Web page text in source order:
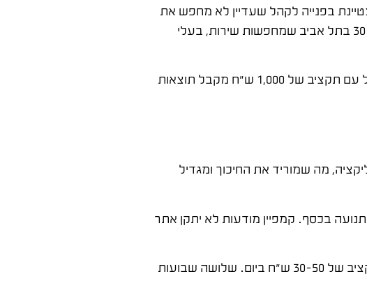
בפנייה לקהל שעדיין לא מחפש את
מה שאתה מוכר. זה הופך אותה לאידיאלית לעסקים קטנים שרוצים להגיע לקהל מקומי ספציפי – אמהות בגיל 30-45 בתל אביב שמחפשות שירות, בעלי
לעסק קטן עובד הכי טוב כשהוא ממוקד גיאוגרפית ודמוגרפית. עסק שמפרסם לכל ישראל עם תקציב של 1,000 ש"ח מקבל תוצאות
מה שמוריד את החיכוך ומגדיל
בכסף. קמפיין מודעות לא יתקן אתר
לעסק קטן שמתחיל, ההמלצה שלי תמיד: קמפיין לידים עם קהל ממוקד גיאוגרפית, טופס פשוט עם 2-3 שדות, ותקציב של 30-50 ש"ח ביום. שלושה שבועות